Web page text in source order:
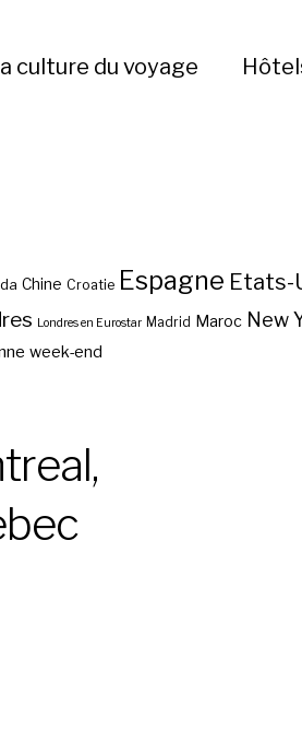
culture du voyage
Chine Croatie Espagne Etats-
Londres en Eurostar Madrid Maroc New
week-end